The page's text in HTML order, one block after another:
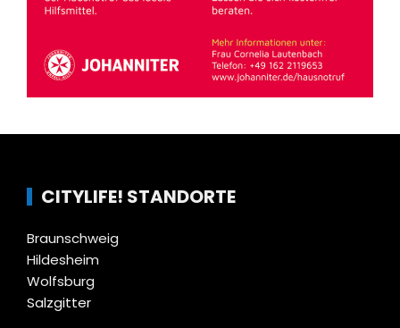
CITYLIFE! STANDORTE
Braunschweig
Hildesheim
Wolfsburg
Salzgitter